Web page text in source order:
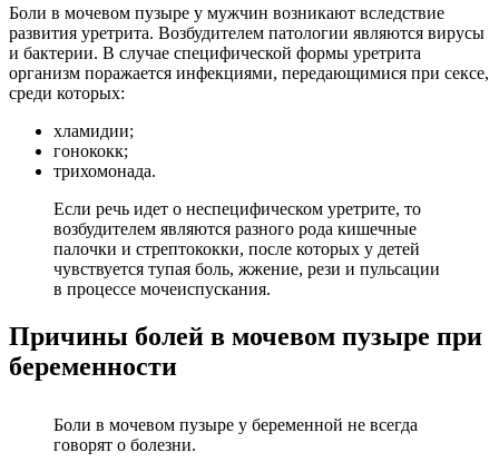
Боли в мочевом пузыре у мужчин возникают вследствие
развития уретрита. Возбудителем патологии являются вирусы
и бактерии. В случае специфической формы уретрита
организм поражается инфекциями, передающимися при сексе,
среди которых:
хламидии;
гонококк;
трихомонада.
Если речь идет о неспецифическом уретрите, то
возбудителем являются разного рода кишечные
палочки и стрептококки, после которых у детей
чувствуется тупая боль, жжение, рези и пульсации
в процессе мочеиспускания.
Причины болей в мочевом пузыре при
беременности
Боли в мочевом пузыре у беременной не всегда
говорят о болезни.